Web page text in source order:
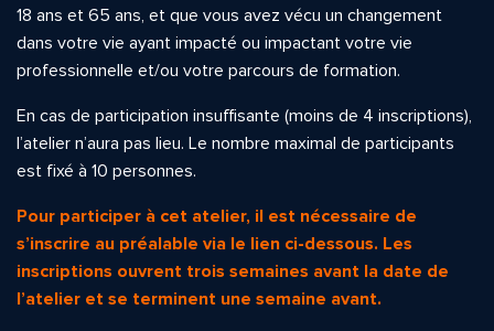
18 ans et 65 ans, et que vous avez vécu un changement
dans votre vie ayant impacté ou impactant votre vie
professionnelle et/ou votre parcours de formation.
En cas de participation insuffisante (moins de 4 inscriptions),
l’atelier n’aura pas lieu. Le nombre maximal de participants
est fixé à 10 personnes.
Pour participer à cet atelier, il est nécessaire de
s’inscrire au préalable via le lien ci-dessous. Les
inscriptions ouvrent trois semaines avant la date de
l’atelier et se terminent une semaine avant.